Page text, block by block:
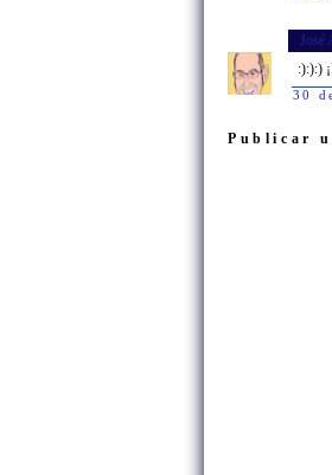
José
:):):)
30
Publicar